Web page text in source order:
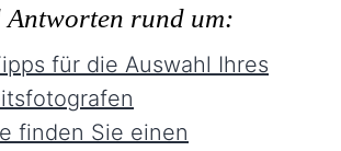
Antworten rund um:
für die Auswahl Ihres
finden Sie einen